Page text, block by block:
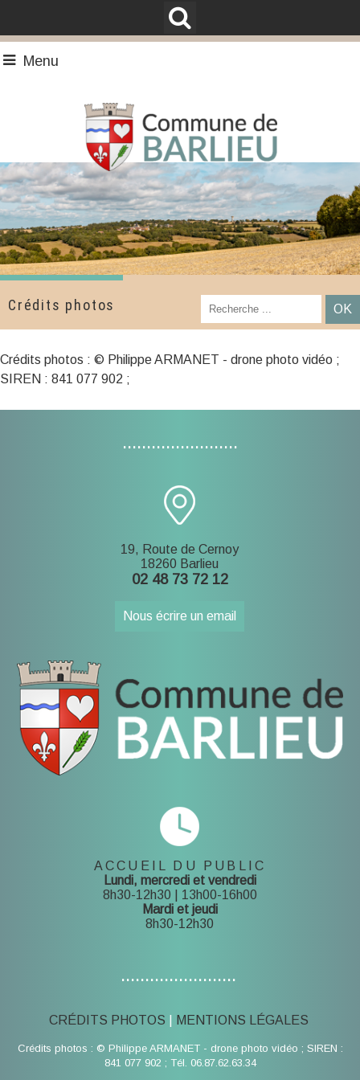
Menu
Crédits photos
Crédits photos : © Philippe ARMANET - drone photo vidéo ;
SIREN : 841 077 902 ;
........................
19, Route de Cernoy
18260 Barlieu
02 48 73 72 12
Nous écrire un email
ACCUEIL DU PUBLIC
Lundi, mercredi et vendredi
8h30-12h30 | 13h00-16h00
Mardi et jeudi
8h30-12h30
........................
CRÉDITS PHOTOS MENTIONS LÉGALES
Crédits photos : © Philippe ARMANET - drone photo vidéo ; SIREN :
841 077 902 ; Tél. 06.87.62.63.34